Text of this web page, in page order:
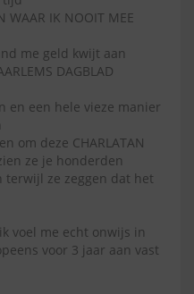
WAAR IK NOOIT MEE
me geld kwijt aan
DAGBLAD
en een hele vieze manier
om deze CHARLATAN
ze je honderden
ze zeggen dat het
voel me echt onwijs in
voor 3 jaar aan vast